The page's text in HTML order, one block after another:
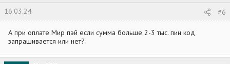
16.03.24 #6
А при оплате Мир пэй если сумма больше 2-3 тыс. пин код
запрашивается или нет?